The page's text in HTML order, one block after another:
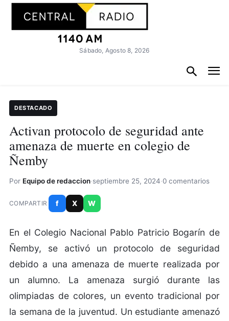
Sábado, Agosto 8, 2026
DESTACADO
Activan protocolo de seguridad ante
amenaza de muerte en colegio de
Ñemby
Por Equipo de redaccion·septiembre 25, 2024·0 comentarios
COMPARTIR f X W
En el Colegio Nacional Pablo Patricio Bogarín de
Ñemby, se activó un protocolo de seguridad
debido a una amenaza de muerte realizada por
un alumno. La amenaza surgió durante las
olimpiadas de colores, un evento tradicional por
la semana de la juventud. Un estudiante amenazó